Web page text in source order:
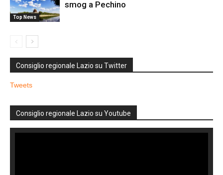
Top News
smog a Pechino
Consiglio regionale Lazio su Twitter
Tweets
Consiglio regionale Lazio su Youtube